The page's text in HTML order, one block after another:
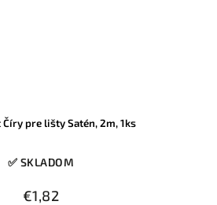
pre lišty Satén, 2m, 1ks
✅ SKLADOM
€1,82